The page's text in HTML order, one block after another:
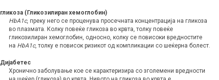
гликоза (Гликозилиран хемоглобин)
HbA1c, преку него се проценува просечната концентрација на гликоза
во плазмата. Колку повеќе гликоза во крвта, толку повеќе
гликозилиран хемоглобин, односно, колку се повисоки вредностите
на HbA1c, толку е повисок ризикот од компликации со шеќерна болест.
Дијабетес
Хронично заболување кое се карактеризира со зголемени вредности